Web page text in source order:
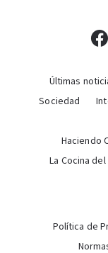
Últimas
Sociedad
Haciendo
La Cocina del
Política de